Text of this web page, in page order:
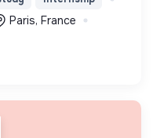
pollution.
Paris, France